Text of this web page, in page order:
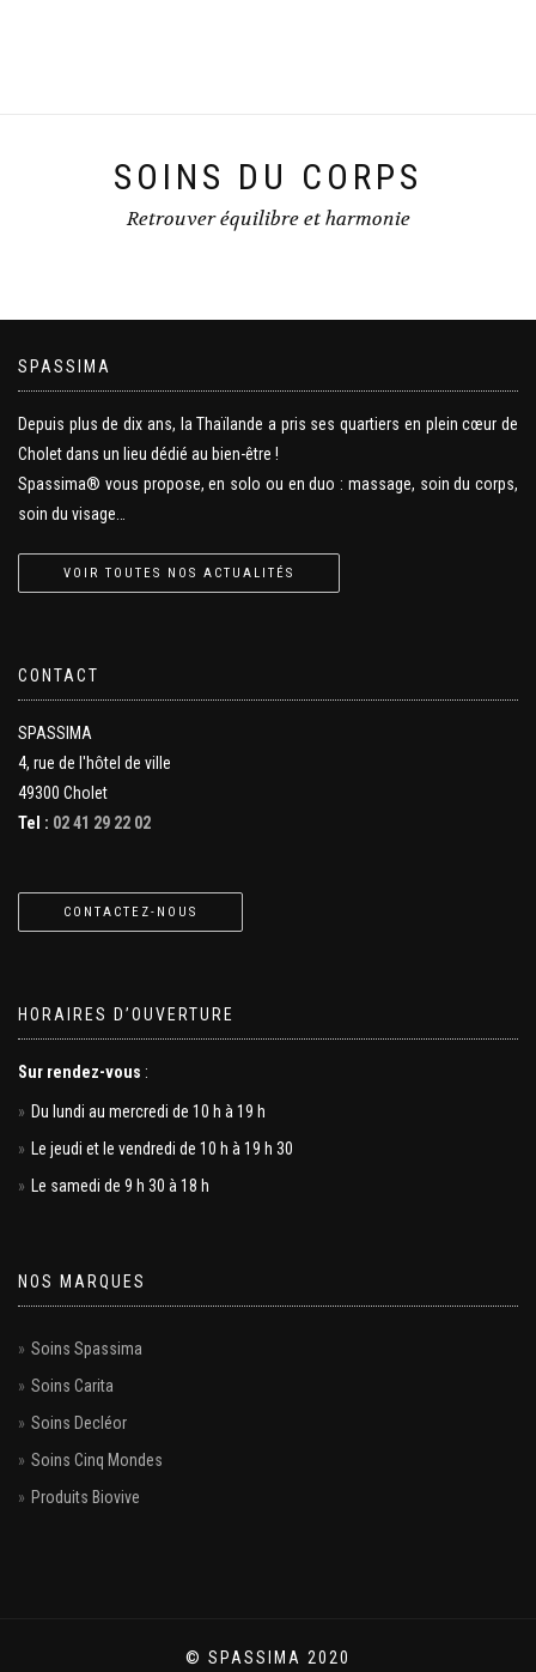
SOINS DU CORPS
Retrouver équilibre et harmonie
SPASSIMA
Depuis plus de dix ans, la Thaïlande a pris ses quartiers en plein cœur de
Cholet dans un lieu dédié au bien-être !
Spassima® vous propose, en solo ou en duo : massage, soin du corps,
soin du visage…
VOIR TOUTES NOS ACTUALITÉS
CONTACT
SPASSIMA
4, rue de l'hôtel de ville
49300 Cholet
Tel : 02 41 29 22 02
CONTACTEZ-NOUS
HORAIRES D’OUVERTURE
Sur rendez-vous :
Du lundi au mercredi de 10 h à 19 h
Le jeudi et le vendredi de 10 h à 19 h 30
Le samedi de 9 h 30 à 18 h
NOS MARQUES
Soins Spassima
Soins Carita
Soins Decléor
Soins Cinq Mondes
Produits Biovive
© SPASSIMA 2020